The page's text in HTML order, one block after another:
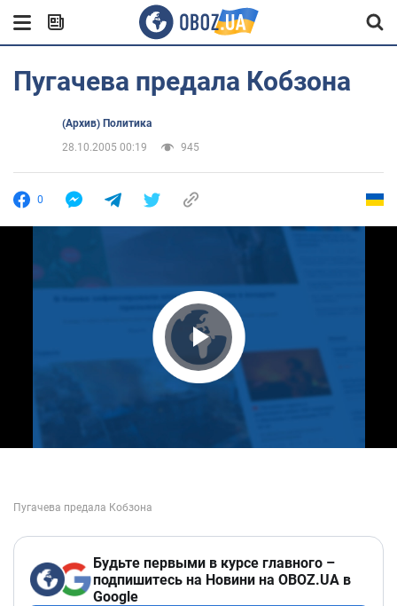
Пугачева предала Кобзона
(Архив) Политика
28.10.2005 00:19
945
0
Play Video
Будьте первыми в курсе главного –
подпишитесь на Новини на OBOZ.UA в
Google